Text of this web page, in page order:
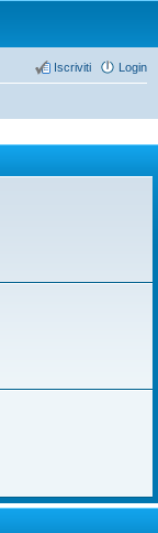
Login
Iscriviti